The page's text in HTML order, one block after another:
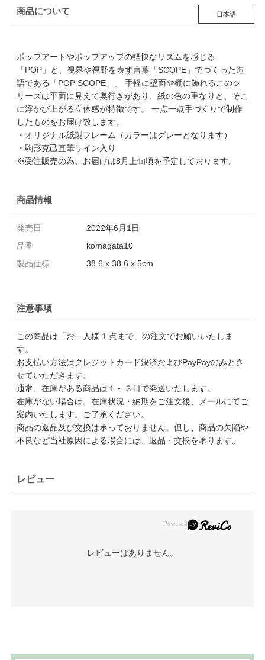
商品について 日本語
ポップアートやポップアップの軽快なリズムを感じる
「POP」と、視界や視野を表す言葉「SCOPE」でつくった造
語である「POP SCOPE」。 手軽に壁面や棚に飾れるこのシ
リーズは平面に見えて奥行きがあり、紙の色の重なりと、そこ
に浮かび上がる立体感が特徴です。 一点一点手づくりで制作
したものをお届け致します。
・オリジナル紙製フレーム（カラーはグレーとなります）
・駒形克己直筆サイン入り
※受注販売の為、お届けは8月上旬頃を予定しております。
商品情報
発売日
2022年6月1日
品番
komagata10
製品仕様
38.6 x 38.6 x 5cm
注意事項
この商品は「お一人様 1 点まで」の注文でお願いいたしま
す。
お支払い方法はクレジットカード決済およびPayPayのみとさ
せていただきます。
通常、在庫がある商品は１～３日で発送いたします。
在庫がない場合は、在庫状況・納期をご注文後、メールにてご
案内いたします。ご了承ください。
商品の返品及び交換は承っておりません。但し、商品の欠陥や
不良など当社原因による場合には、返品・交換を承ります。
レビュー
レビューはありません。